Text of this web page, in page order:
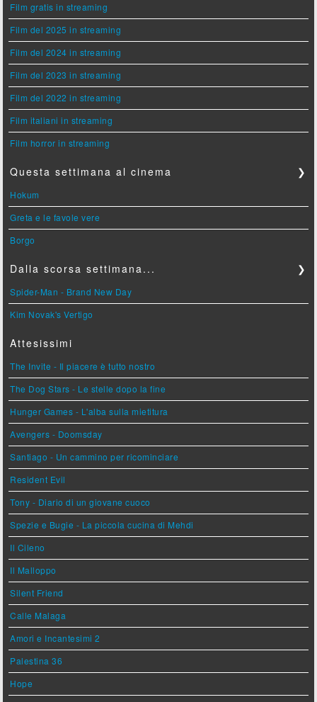
Film gratis in streaming
Film del 2025 in streaming
Film del 2024 in streaming
Film del 2023 in streaming
Film del 2022 in streaming
Film italiani in streaming
Film horror in streaming
Questa settimana al cinema ❯
Hokum
Greta e le favole vere
Borgo
Dalla scorsa settimana... ❯
Spider-Man - Brand New Day
Kim Novak's Vertigo
Attesissimi
The Invite - Il piacere è tutto nostro
The Dog Stars - Le stelle dopo la fine
Hunger Games - L'alba sulla mietitura
Avengers - Doomsday
Santiago - Un cammino per ricominciare
Resident Evil
Tony - Diario di un giovane cuoco
Spezie e Bugie - La piccola cucina di Mehdi
Il Cileno
Il Malloppo
Silent Friend
Calle Malaga
Amori e Incantesimi 2
Palestina 36
Hope